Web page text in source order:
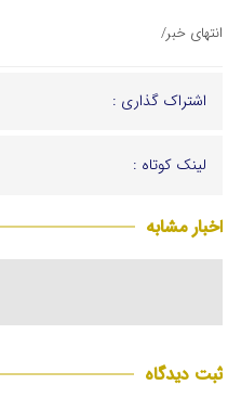
انتهای خبر/
اشتراک گذاری :
لینک کوتاه :
اخبار مشابه
ثبت دیدگاه